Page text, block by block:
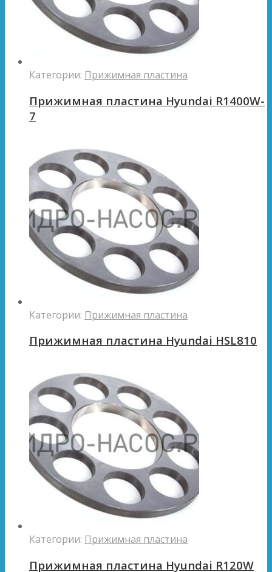
Категории: Прижимная пластина
Прижимная пластина Hyundai R1400W-
7
Категории: Прижимная пластина
Прижимная пластина Hyundai HSL810
Категории: Прижимная пластина
Прижимная пластина Hyundai R120W